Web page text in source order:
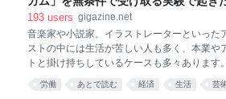
した。都心の大動脈を消すと、交通は麻痺す
うです。しかしその後は地下鉄利用が増え、
が減り、懸念された大渋滞がそのまま固定化
はありませんでした。（ただし、同じ時期に
線の再編や中央バス専用レーンの整備など、
193 users gigazine.net
音楽家や小説家、イラストレーターといった
ストの中には生活が苦しい人も多く、本業や
トと掛け持ちしているケースも多々あります
低所得のアーティストが、毎月1000ドル(約
ベーシックインカムを受け取ったらどのよう
労働 あとで読む 経済 生活 芸